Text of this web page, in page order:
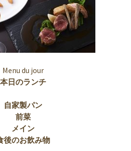
Menu du jour
本日のランチ
自家製パン
前菜
メイン
後のお飲み物